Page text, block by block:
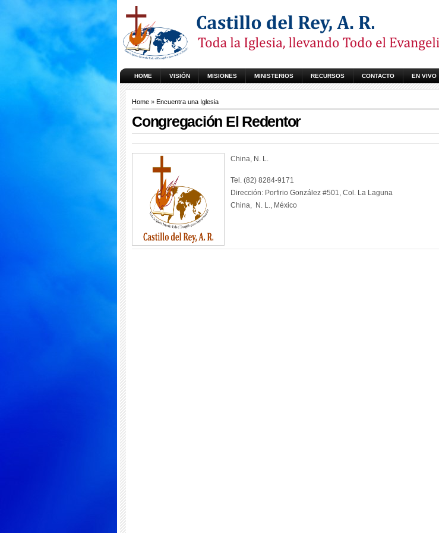
HOME VISIÓN MISIONES MINISTERIOS RECURSOS CONTACTO EN VIVO
Home » Encuentra una Iglesia
Congregación El Redentor
China, N. L.
Tel. (82) 8284-9171
Dirección: Porfirio González #501, Col. La Laguna
China, N. L., México